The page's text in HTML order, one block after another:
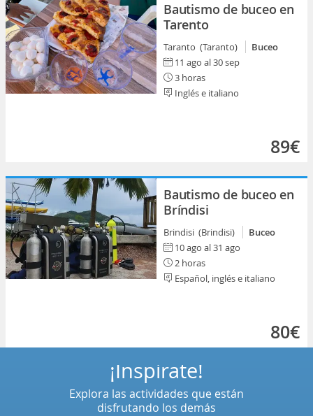
Bautismo de buceo en
Tarento
Taranto (Taranto)
Buceo
11 ago al 30 sep
3 horas
Inglés e italiano
89€
Bautismo de buceo en
Bríndisi
Brindisi (Brindisi)
Buceo
10 ago al 31 ago
2 horas
Español, inglés e italiano
80€
¡Inspírate!
Explora las actividades que están
disfrutando los demás